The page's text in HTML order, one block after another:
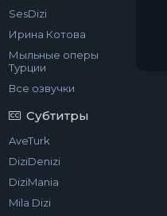
SesDizi
Ирина Котова
Мыльные оперы
Турции
Все озвучки
Субтитры
AveTurk
DiziDenizi
DiziMania
Mila Dizi